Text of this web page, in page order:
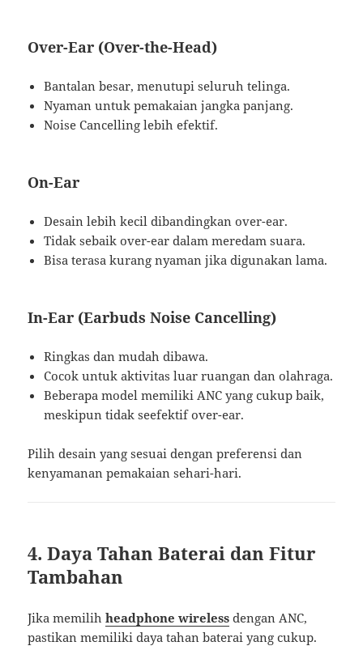
Over-Ear (Over-the-Head)
Bantalan besar, menutupi seluruh telinga.
Nyaman untuk pemakaian jangka panjang.
Noise Cancelling lebih efektif.
On-Ear
Desain lebih kecil dibandingkan over-ear.
Tidak sebaik over-ear dalam meredam suara.
Bisa terasa kurang nyaman jika digunakan lama.
In-Ear (Earbuds Noise Cancelling)
Ringkas dan mudah dibawa.
Cocok untuk aktivitas luar ruangan dan olahraga.
Beberapa model memiliki ANC yang cukup baik,
meskipun tidak seefektif over-ear.
Pilih desain yang sesuai dengan preferensi dan
kenyamanan pemakaian sehari-hari.
4. Daya Tahan Baterai dan Fitur
Tambahan
Jika memilihheadphone wireless dengan ANC,
pastikan memiliki daya tahan baterai yang cukup.